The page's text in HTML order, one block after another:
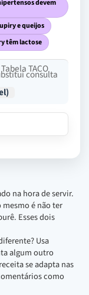
devem
e queijos
têm lactose
TACO
consulta
na hora de servir.
é não ter
Esses dois
Usa
algum outro
se adapta nas
como